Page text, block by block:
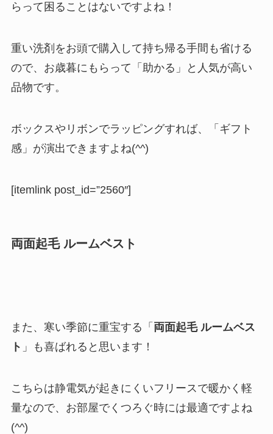
らって困ることはないですよね！
重い洗剤をお頭で購入して持ち帰る手間も省ける
ので、お歳暮にもらって「助かる」と人気が高い
品物です。
ボックスやリボンでラッピングすれば、「ギフト
感」が演出できますよね(^^)
[itemlink post_id=”2560″]
両面起毛 ルームベスト
また、寒い季節に重宝する「 両面起毛 ルームベス
ト 」も喜ばれると思います！
こちらは静電気が起きにくいフリースで暖かく軽
量なので、お部屋でくつろぐ時には最適ですよね
(^^)